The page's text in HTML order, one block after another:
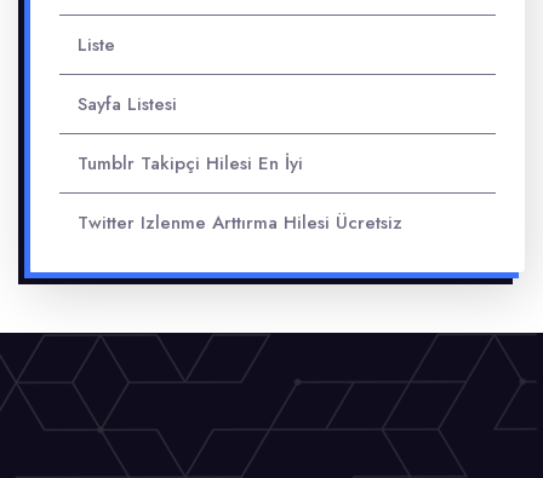
Liste
Sayfa Listesi
Tumblr Takipçi Hilesi En İyi
Twitter Izlenme Arttırma Hilesi Ücretsiz